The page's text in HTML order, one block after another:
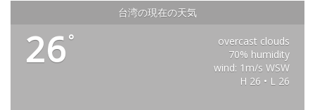
台湾の現在の天気
26°
overcast clouds
70% humidity
wind: 1m/s WSW
H 26 • L 26